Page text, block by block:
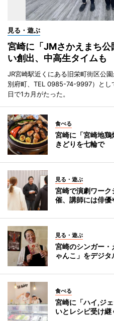
見る・遊ぶ
宮崎に「JMさかえまち
い創出、中高生タイムも
JR宮崎駅近くにある旧栄町街区公
別府町、TEL 0985-74-9997）とし
日で1カ月がたった。
食べる
宮崎に「宮崎地
きどりを七輪で
見る・遊ぶ
宮崎で演劇ワー
催、講師には俳優
見る・遊ぶ
宮崎のシンガー・
ゃんこ」をデジタ
食べる
宮崎に「ハイ,ジ
いとレシピ受け継